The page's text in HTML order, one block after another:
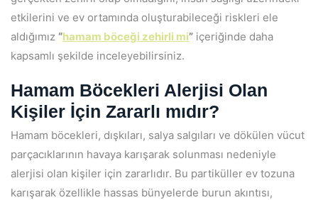
etkilerini ve ev ortamında oluşturabileceği riskleri ele
aldığımız “hamam böceği zehirli mi” içeriğinde daha
kapsamlı şekilde inceleyebilirsiniz.
Hamam Böcekleri Alerjisi Olan
Kişiler İçin Zararlı mıdır?
Hamam böcekleri, dışkıları, salya salgıları ve dökülen vücut
parçacıklarının havaya karışarak solunması nedeniyle
alerjisi olan kişiler için zararlıdır. Bu partiküller ev tozuna
karışarak özellikle hassas bünyelerde burun akıntısı,